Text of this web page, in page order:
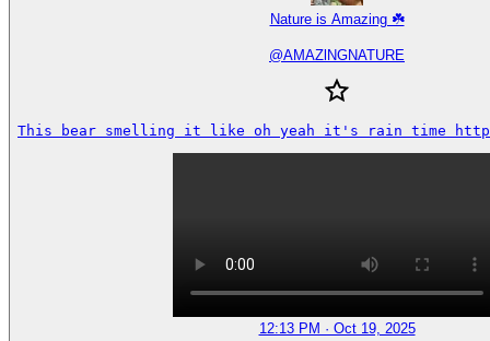
Nature is Amazing ☘️
@AMAZlNGNATURE
This bear smelling it like oh yeah it's rain time
12:13 PM · Oct 19, 2025